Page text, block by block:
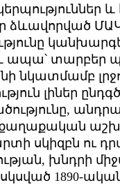
և
ձևավորված
ապա՝ տարբեր
նկատմամբ
լիներ
քաղաքական
սկիզբն ու
խնդրի
սկսված 1890-